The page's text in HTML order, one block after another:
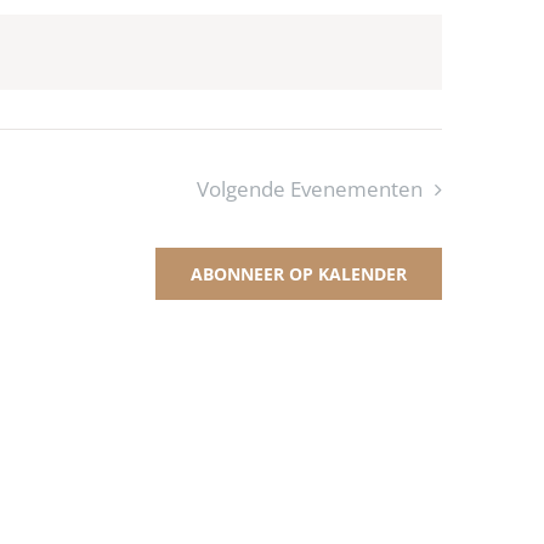
Volgende Evenementen
ABONNEER OP KALENDER